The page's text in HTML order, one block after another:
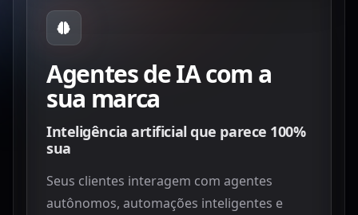
Agentes de IA com a
sua marca
Inteligência artificial que parece 100%
sua
Seus clientes interagem com agentes
autônomos, automações inteligentes e